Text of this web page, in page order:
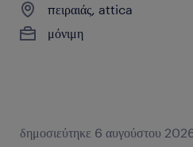
πειραιάς, attica
μόνιμη
δημοσιεύτηκε 6 αυγούστου